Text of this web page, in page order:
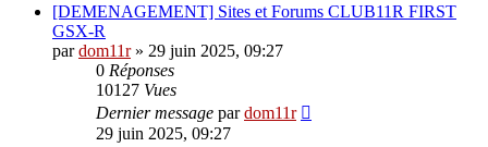
[DEMENAGEMENT] Sites et Forums CLUB11R FIRST
GSX-R
pardom11r» 29 juin 2025, 09:27
0 Réponses
10127 Vues
Dernier message pardom11r
29 juin 2025, 09:27